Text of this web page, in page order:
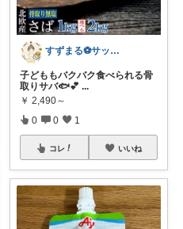
すずまる⚽️サッカーママ
子どももバクバク食べられる骨
取りサバ🐟💕 ...
￥ 2,490～
0 0 1
コレ いいね